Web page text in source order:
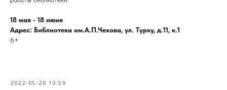
18 мая - 18 июня
Адрес: Библиотека им.А.П.Чехова, ул. Турку, д.11, к.1
6+
2022-05-20 10:59